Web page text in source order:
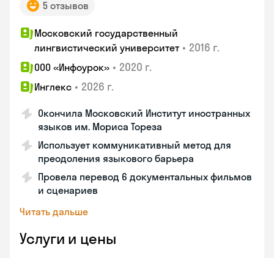
5 отзывов
Московский государственный
лингвистический университет • 2016 г.
ООО «Инфоурок» • 2020 г.
Инглекс • 2026 г.
Окончила Московский Институт иностранных
языков им. Мориса Тореза
Использует коммуникативный метод для
преодоления языкового барьера
Провела перевод 6 документальных фильмов
и сценариев
Читать дальше
Услуги и цены